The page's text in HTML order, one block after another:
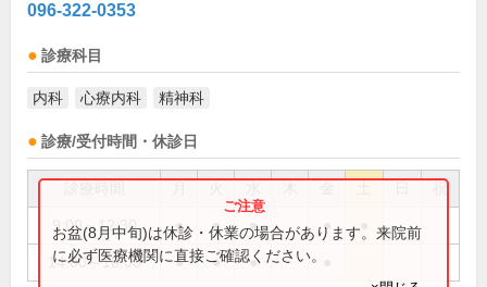
096-322-0353
診療科目
内科 心療内科 精神科
診療/受付時間・休診日
祝
9:00～12:30 ● ● ● ●
14:00～18:00 ● ● ●
お盆(8月中旬)は休診・休業の場合があります。来院前
に必ず医療機関に直接ご確認ください。